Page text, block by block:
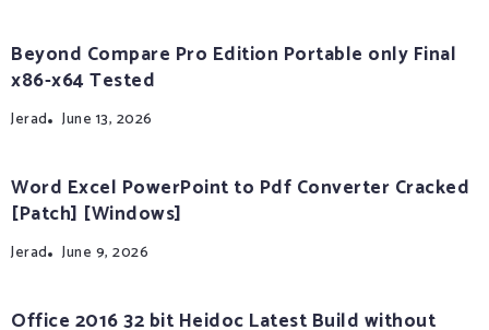
Beyond Compare Pro Edition Portable only Final
x86-x64 Tested
Jerad June 13, 2026
Word Excel PowerPoint to Pdf Converter Cracked
[Patch] [Windows]
Jerad June 9, 2026
Office 2016 32 bit Heidoc Latest Build without